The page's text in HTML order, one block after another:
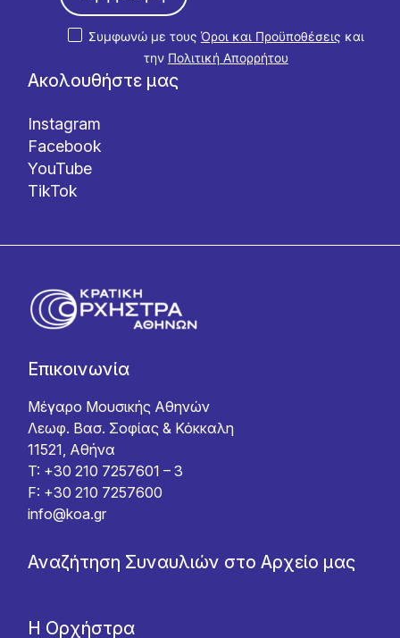
Ακολουθήστε μας
Instagram
Facebook
YouTube
TikTok
Συμφωνώ με τους Όροι και Προϋποθέσεις και
την Πολιτική Απορρήτου
Επικοινωνία
Μέγαρο Μουσικής Αθηνών
Λεωφ. Βασ. Σοφίας & Κόκκαλη
11521, Αθήνα
T: +30 210 7257601 – 3
F: +30 210 7257600
info@koa.gr
Αναζήτηση Συναυλιών στο Αρχείο μας
Η Ορχήστρα